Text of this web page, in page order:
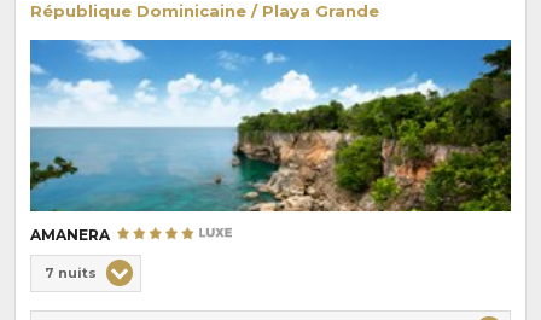
République Dominicaine / Playa Grande
AMANERA
de
Durée
7 nuits